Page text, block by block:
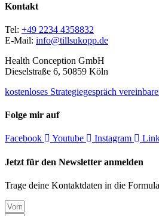
Kontakt
Tel: +49 2234 4358832
E-Mail: info@tillsukopp.de
Health Conception GmbH
Dieselstraße 6, 50859 Köln
kostenloses Strategiegespräch
Folge mir auf
Facebook Youtube Instagram
Jetzt für den Newsletter anmelden
Trage deine Kontaktdaten in die